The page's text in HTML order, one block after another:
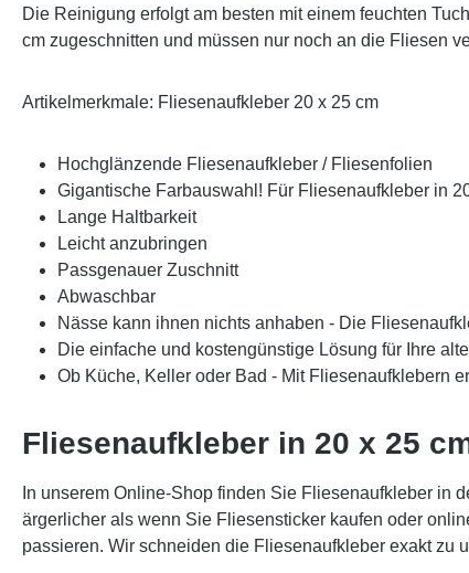
Die Reinigung erfolgt am besten mit einem feuchten
cm zugeschnitten und müssen nur noch an die Fliesen
Artikelmerkmale: Fliesenaufkleber 20 x 25 cm
Hochglänzende Fliesenaufkleber / Fliesenfolien
Gigantische Farbauswahl! Für Fliesenaufkleber in
Lange Haltbarkeit
Leicht anzubringen
Passgenauer Zuschnitt
Abwaschbar
Nässe kann ihnen nichts anhaben - Die
Die einfache und kostengünstige Lösung für Ihre
Ob Küche, Keller oder Bad - Mit Fliesenaufklebern
Fliesenaufkleber in 20 x 25
In unserem Online-Shop finden Sie Fliesenaufkleber in
ärgerlicher als wenn Sie Fliesensticker kaufen oder
passieren. Wir schneiden die Fliesenaufkleber exakt zu